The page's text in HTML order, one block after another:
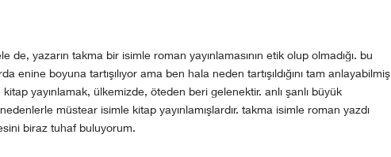
de, yazarın takma bir isimle roman yayınlamasının etik olup olmadığı. bu
enine boyuna tartışılıyor ama ben hala neden tartışıldığını tam anlayabilmiş
yayınlamak, ülkemizde, öteden beri gelenektir. anlı şanlı büyük
müstear isimle kitap yayınlamışlardır. takma isimle roman yazdı
biraz tuhaf buluyorum.